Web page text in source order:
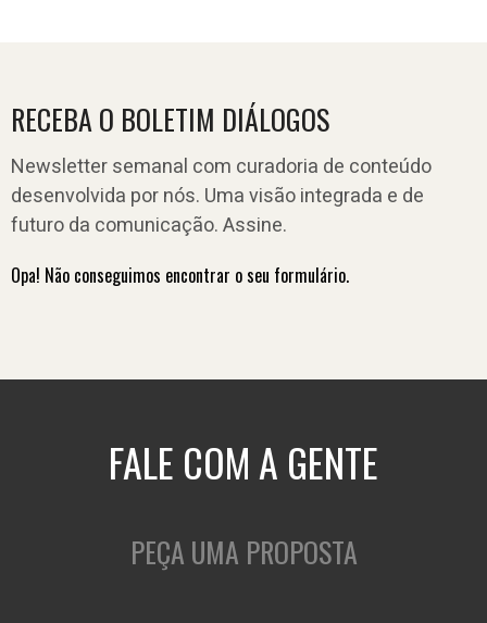
RECEBA O BOLETIM DIÁLOGOS
Newsletter semanal com curadoria de conteúdo
desenvolvida por nós. Uma visão integrada e de
futuro da comunicação. Assine.
Opa! Não conseguimos encontrar o seu formulário.
FALE COM A GENTE
PEÇA UMA PROPOSTA